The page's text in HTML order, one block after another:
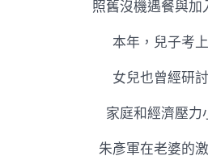
照舊沒機遇餐與加
本年，兒子考
女兒也曾經研
家庭和經濟壓力
朱彥軍在老婆的